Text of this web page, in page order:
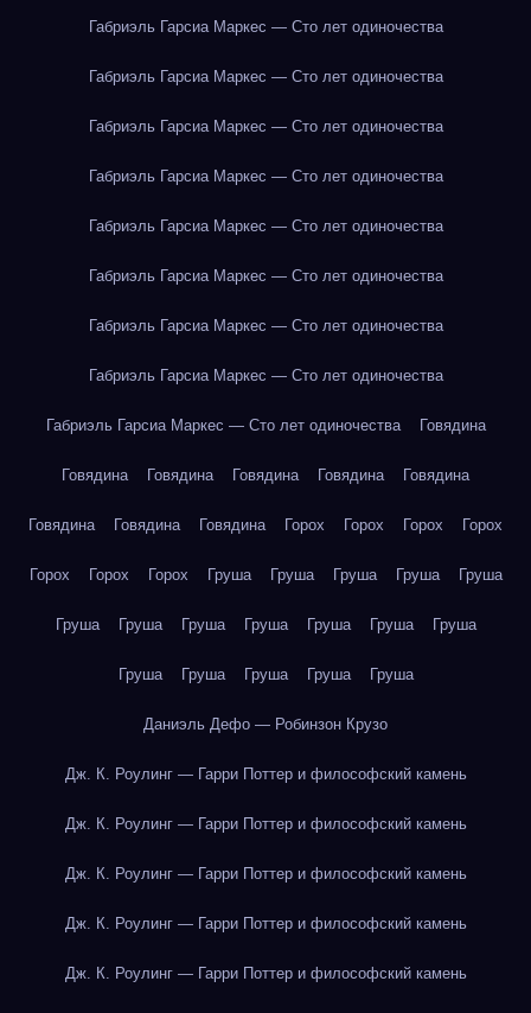
Габриэль Гарсиа Маркес — Сто лет одиночества
Габриэль Гарсиа Маркес — Сто лет одиночества
Габриэль Гарсиа Маркес — Сто лет одиночества
Габриэль Гарсиа Маркес — Сто лет одиночества
Габриэль Гарсиа Маркес — Сто лет одиночества
Габриэль Гарсиа Маркес — Сто лет одиночества
Габриэль Гарсиа Маркес — Сто лет одиночества
Габриэль Гарсиа Маркес — Сто лет одиночества
Габриэль Гарсиа Маркес — Сто лет одиночества Говядина
Говядина Говядина Говядина Говядина Говядина
Говядина Говядина Говядина Горох Горох Горох Горох
Горох Горох Горох Груша Груша Груша Груша Груша
Груша Груша Груша Груша Груша Груша Груша
Груша Груша Груша Груша Груша
Даниэль Дефо — Робинзон Крузо
Дж. К. Роулинг — Гарри Поттер и философский камень
Дж. К. Роулинг — Гарри Поттер и философский камень
Дж. К. Роулинг — Гарри Поттер и философский камень
Дж. К. Роулинг — Гарри Поттер и философский камень
Дж. К. Роулинг — Гарри Поттер и философский камень